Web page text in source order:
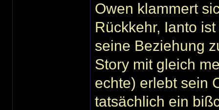
Owen klammert
Rückkehr, Ianto
seine Beziehung
Story mit gleich
echte) erlebt sein
tatsächlich ein